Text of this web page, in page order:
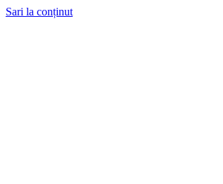
Sari la conținut